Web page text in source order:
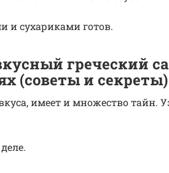
и сухариками готов.
греческий
(советы и секреты)
имеет и множество тайн.